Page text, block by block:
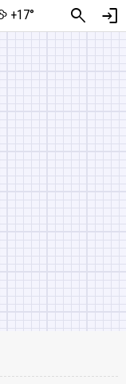
+17° search login